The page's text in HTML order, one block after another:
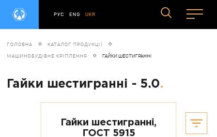
РУС ENG UKR
ГОЛОВНА КАТАЛОГ ПРОДУКЦІЇ
МАШИНОБУДІВНЕ КРІПЛЕННЯ ГАЙКИ ШЕСТИГРАННІ
Гайки шестигранні - 5.0.
Гайки шестигранні,
ГОСТ 5915